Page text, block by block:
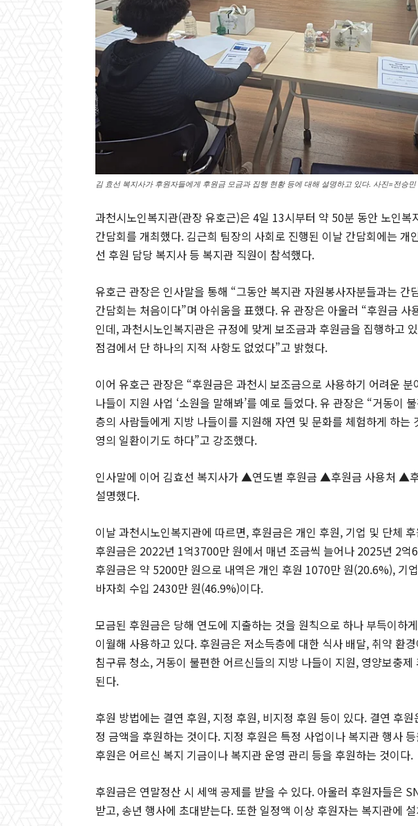
김 효선 복지사가 후원자들에게 후원금 모금과 집행 현황 등에 대해 설명하고 있다. 사진=전승민
과천시노인복지관(관장 유호근)은 4일 13시부터 약 50분 동안 노인복
간담회를 개최했다. 김근희 팀장의 사회로 진행된 이날 간담회에는 개
선 후원 담당 복지사 등 복지관 직원이 참석했다.
유호근 관장은 인사말을 통해 “그동안 복지관 자원봉사자분들과는 간
간담회는 처음이다”며 아쉬움을 표했다. 유 관장은 아울러 “후원금 사
인데, 과천시노인복지관은 규정에 맞게 보조금과 후원금을 집행하고
점검에서 단 하나의 지적 사항도 없었다”고 밝혔다.
이어 유호근 관장은 “후원금은 과천시 보조금으로 사용하기 어려운
나들이 지원 사업 ‘소원을 말해봐’를 예로 들었다. 유 관장은 “거동이
층의 사람들에게 지방 나들이를 지원해 자연 및 문화를 체험하게 하는
영의 일환이기도 하다”고 강조했다.
인사말에 이어 김효선 복지사가 ▲연도별 후원금 ▲후원금 사용처 ▲
설명했다.
이날 과천시노인복지관에 따르면, 후원금은 개인 후원, 기업 및 단체
후원금은 2022년 1억3700만 원에서 매년 조금씩 늘어나 2025년 2억
후원금은 약 5200만 원으로 내역은 개인 후원 1070만 원(20.6%), 기
바자회 수입 2430만 원(46.9%)이다.
모금된 후원금은 당해 연도에 지출하는 것을 원칙으로 하나 부득이하
이월해 사용하고 있다. 후원금은 저소득층에 대한 식사 배달, 취약 환
침구류 청소, 거동이 불편한 어르신들의 지방 나들이 지원, 영양보충
된다.
후원 방법에는 결연 후원, 지정 후원, 비지정 후원 등이 있다. 결연 후
정 금액을 후원하는 것이다. 지정 후원은 특정 사업이나 복지관 행사
후원은 어르신 복지 기금이나 복지관 운영 관리 등을 후원하는 것이다.
후원금은 연말정산 시 세액 공제를 받을 수 있다. 아울러 후원자들은
받고, 송년 행사에 초대받는다. 또한 일정액 이상 후원자는 복지관에